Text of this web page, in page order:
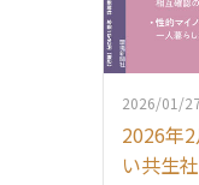
2026/01/
2026年
い共生